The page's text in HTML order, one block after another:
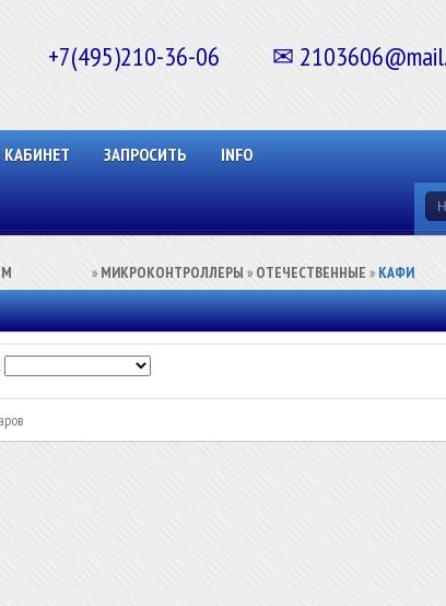
+7(495)210-36-06 ✉
ЗАПРОСИТЬ INFO
» МИКРОКОНТРОЛЛЕРЫ » ОТЕЧЕСТВЕННЫЕ » КАФИ